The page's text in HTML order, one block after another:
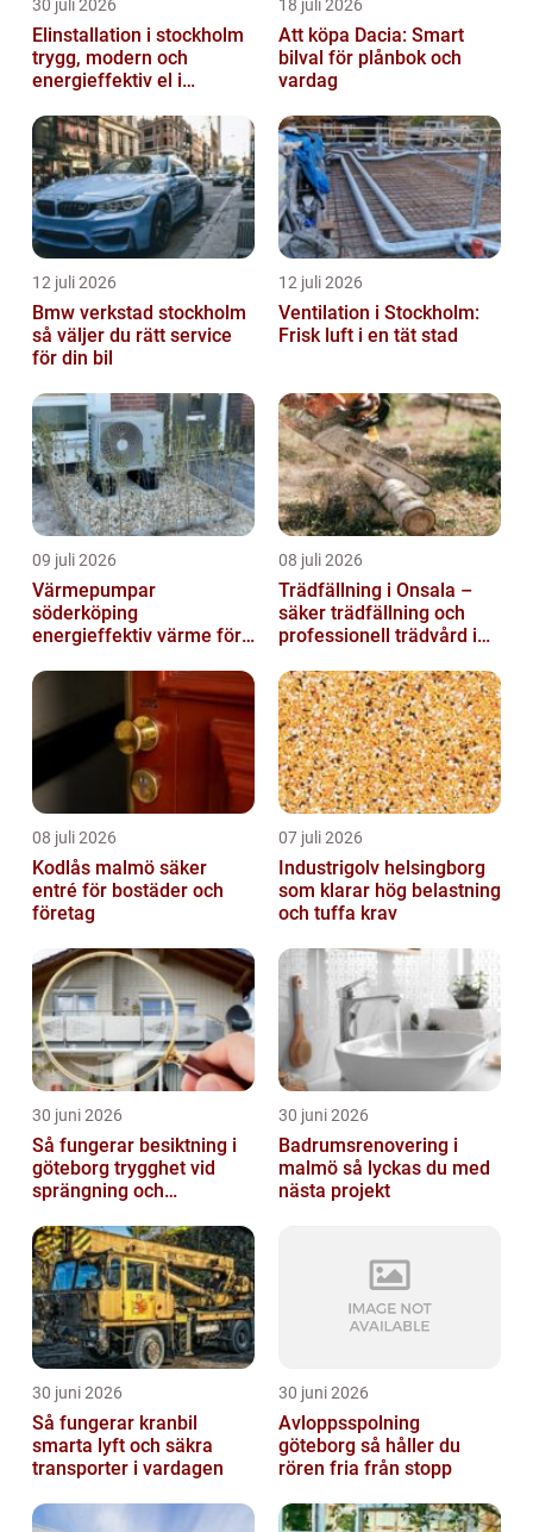
30 juli 2026
Elinstallation i stockholm
trygg, modern och
energieffektiv el i
18 juli 2026
Att köpa Dacia: Smart
bilval för plånbok och
vardag
12 juli 2026
Bmw verkstad stockholm
så väljer du rätt service
för din bil
12 juli 2026
Ventilation i Stockholm:
Frisk luft i en tät stad
09 juli 2026
Värmepumpar
söderköping
energieffektiv värme för
08 juli 2026
Trädfällning i Onsala –
säker trädfällning och
professionell trädvård i
08 juli 2026
Kodlås malmö säker
entré för bostäder och
företag
07 juli 2026
Industrigolv helsingborg
som klarar hög belastning
och tuffa krav
30 juni 2026
Så fungerar besiktning i
göteborg trygghet vid
sprängning och
30 juni 2026
Badrumsrenovering i
malmö så lyckas du med
nästa projekt
30 juni 2026
Så fungerar kranbil
smarta lyft och säkra
transporter i vardagen
30 juni 2026
Avloppsspolning
göteborg så håller du
rören fria från stopp